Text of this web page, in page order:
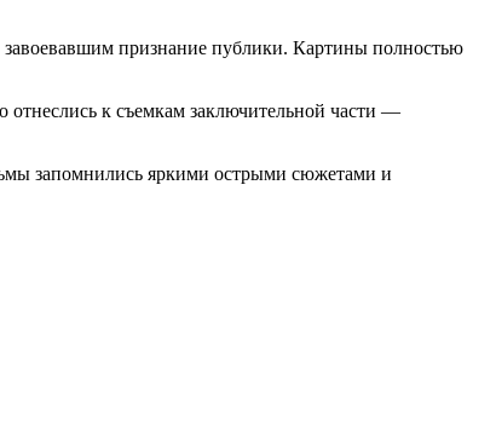
признание публики. Картины полностью
отнеслись к съемкам заключительной части —
запомнились яркими острыми сюжетами и